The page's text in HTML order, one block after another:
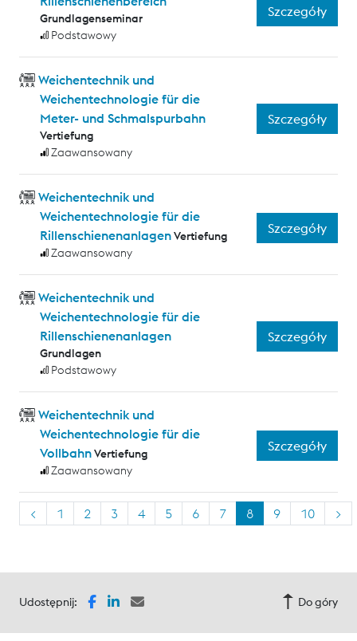
Grundlagenseminar
Podstawowy
Szczegóły
Weichentechnik und
Weichentechnologie für die
Meter- und Schmalspurbahn
Vertiefung
Zaawansowany
Szczegóły
Weichentechnik und
Weichentechnologie für die
RillenschienenanlagenVertiefung
Zaawansowany
Szczegóły
Weichentechnik und
Weichentechnologie für die
Rillenschienenanlagen
Grundlagen
Podstawowy
Szczegóły
Weichentechnik und
Weichentechnologie für die
VollbahnVertiefung
Zaawansowany
Szczegóły
< 1 2 3 4 5 6 7 8 9 10 >
Udostępnij: Do góry